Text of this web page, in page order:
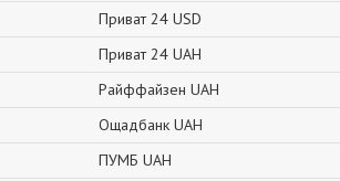
Приват 24 USD
Приват 24 UAH
Райффайзен UAH
Ощадбанк UAH
ПУМБ UAH